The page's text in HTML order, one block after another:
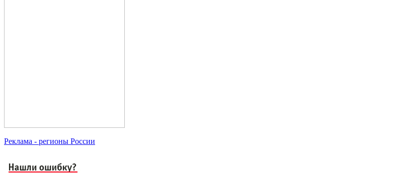
Реклама - регионы России